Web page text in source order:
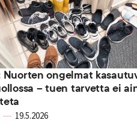
Nuorten ongelmat
– tuen tarvetta ei
19.5.2026